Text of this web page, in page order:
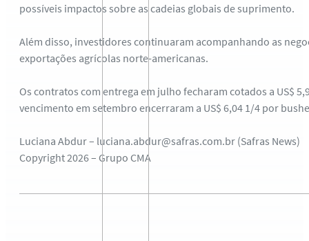
possíveis impactos sobre as cadeias globais de suprimento.
Além disso, investidores continuaram acompanhando as
exportações agrícolas norte-americanas.
Os contratos com entrega em julho fecharam cotados a US$
vencimento em setembro encerraram a US$ 6,04 1/4 por
Luciana Abdur – luciana.abdur@safras.com.br (Safras News)
Copyright 2026 – Grupo CMA